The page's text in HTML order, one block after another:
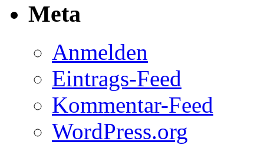
Meta
Anmelden
Eintrags-Feed
Kommentar-Feed
WordPress.org